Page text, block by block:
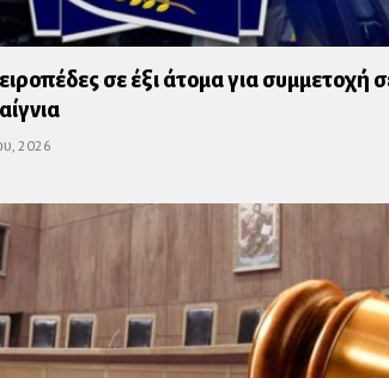
σε έξι άτομα για συμμετοχή
2026